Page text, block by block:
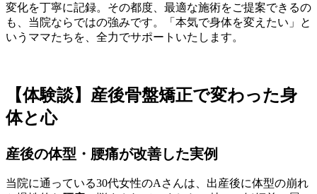
変化を丁寧に記録。その都度、最適な施術をご提案できるの
も、当院ならではの強みです。「本気で身体を変えたい」と
いうママたちを、全力でサポートいたします。
【体験談】産後骨盤矯正で変わった身
体と心
産後の体型・腰痛が改善した実例
当院に通っている30代女性のAさんは、出産後に体型の崩れ